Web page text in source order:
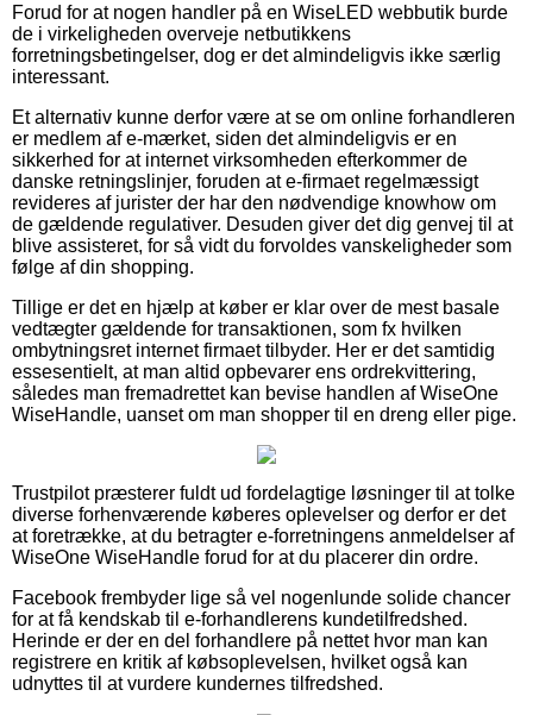
Forud for at nogen handler på en WiseLED webbutik burde
de i virkeligheden overveje netbutikkens
forretningsbetingelser, dog er det almindeligvis ikke særlig
interessant.
Et alternativ kunne derfor være at se om online forhandleren
er medlem af e-mærket, siden det almindeligvis er en
sikkerhed for at internet virksomheden efterkommer de
danske retningslinjer, foruden at e-firmaet regelmæssigt
revideres af jurister der har den nødvendige knowhow om
de gældende regulativer. Desuden giver det dig genvej til at
blive assisteret, for så vidt du forvoldes vanskeligheder som
følge af din shopping.
Tillige er det en hjælp at køber er klar over de mest basale
vedtægter gældende for transaktionen, som fx hvilken
ombytningsret internet firmaet tilbyder. Her er det samtidig
essesentielt, at man altid opbevarer ens ordrekvittering,
således man fremadrettet kan bevise handlen af WiseOne
WiseHandle, uanset om man shopper til en dreng eller pige.
Trustpilot præsterer fuldt ud fordelagtige løsninger til at tolke
diverse forhenværende køberes oplevelser og derfor er det
at foretrække, at du betragter e-forretningens anmeldelser af
WiseOne WiseHandle forud for at du placerer din ordre.
Facebook frembyder lige så vel nogenlunde solide chancer
for at få kendskab til e-forhandlerens kundetilfredshed.
Herinde er der en del forhandlere på nettet hvor man kan
registrere en kritik af købsoplevelsen, hvilket også kan
udnyttes til at vurdere kundernes tilfredshed.